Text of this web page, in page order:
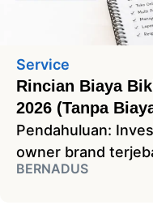
Service
Rincian Biaya
2026 (Tanpa
Pendahuluan:
owner brand
BERNADUS